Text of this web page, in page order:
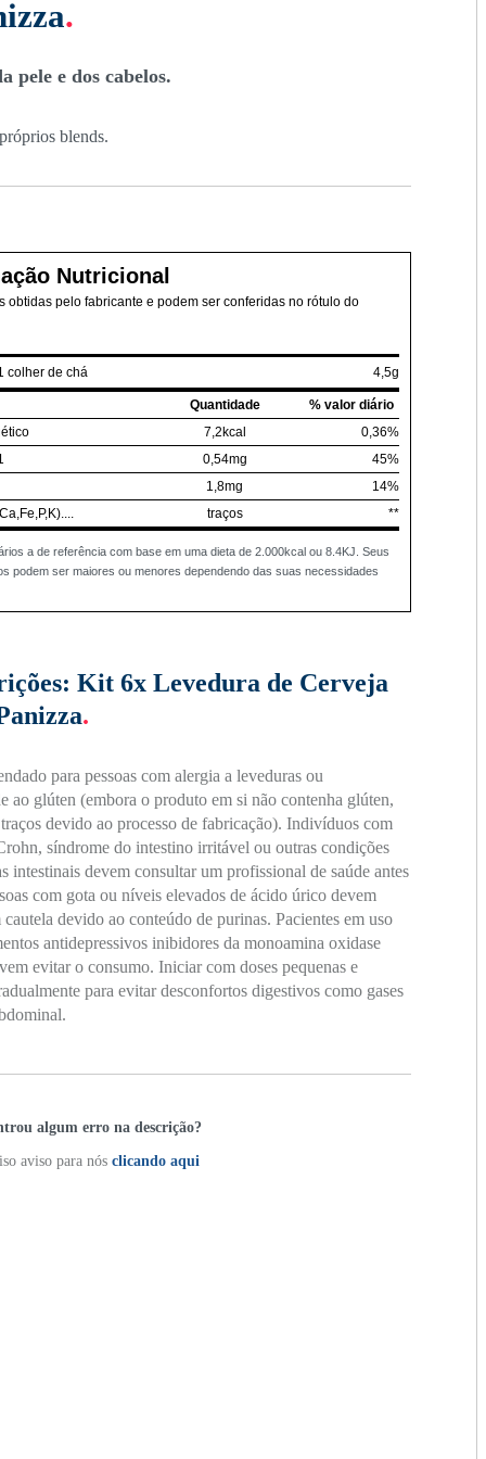
.
pele e dos cabelos.
blends.
Nutricional
obtidas pelo fabricante e podem ser conferidas no rótulo do
colher de chá 4,5g
Quantidade
% valor diário
7,2kcal
0,36%
0,54mg
45%
1,8mg
14%
traços **
a de referência com base em uma dieta de 2.000kcal ou 8.4KJ. Seus
podem ser maiores ou menores dependendo das suas necessidades
Kit 6x Levedura de Cerveja
.
para pessoas com alergia a leveduras ou
ao glúten (embora o produto em si não contenha glúten,
devido ao processo de fabricação). Indivíduos com
síndrome do intestino irritável ou outras condições
intestinais devem consultar um profissional de saúde antes
com gota ou níveis elevados de ácido úrico devem
devido ao conteúdo de purinas. Pacientes em uso
antidepressivos inibidores da monoamina oxidase
evitar o consumo. Iniciar com doses pequenas e
para evitar desconfortos digestivos como gases
algum erro na descrição?
aviso para nós clicando aqui